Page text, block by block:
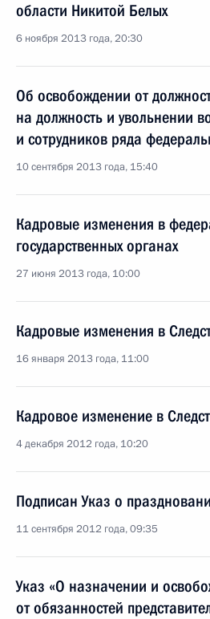
области Никитой Белых
6 ноября 2013 года, 20:30
Об освобождении от
на должность и увольнении
и сотрудников ряда
10 сентября 2013 года, 15:40
Кадровые изменения в
государственных органах
27 июня 2013 года, 10:00
Кадровые изменения в
16 января 2013 года, 11:00
Кадровое изменение в
4 декабря 2012 года, 10:20
Подписан Указ о
11 сентября 2012 года, 09:35
Указ «О назначении и
от обязанностей